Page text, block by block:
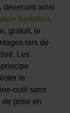
devenant ainsi
Solution.
gratuit, le
lors de
Les
le
outil sans
de prise en